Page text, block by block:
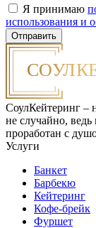
Я принимаю
использования и
СоулКейтеринг –
не случайно,
проработан с
Услуги
Банкет
Барбекю
Кейтеринг
Кофе-брейк
Фуршет